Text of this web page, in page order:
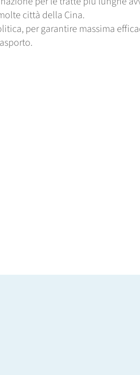
città della Cina.
per garantire massima